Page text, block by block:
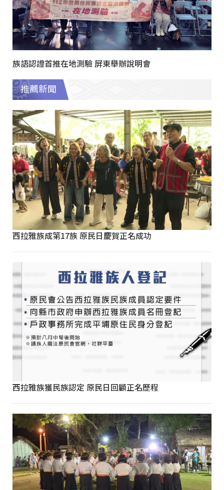
族語認證首推在地測驗 屏東舉辦說明會
推薦新聞
西拉雅族成第17族 原民日慶賀正名成功
西拉雅族獲民族認定 原民日回顧正名歷程